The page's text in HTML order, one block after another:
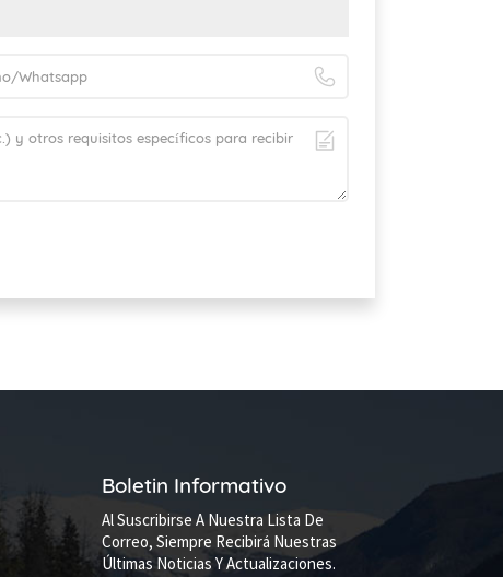
Boletin Informativo
Al Suscribirse A Nuestra Lista De
Correo, Siempre Recibirá Nuestras
Últimas Noticias Y Actualizaciones.